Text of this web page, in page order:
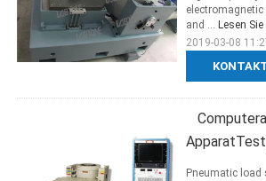
and ... Lesen
2019-03-08
Pneumatic load